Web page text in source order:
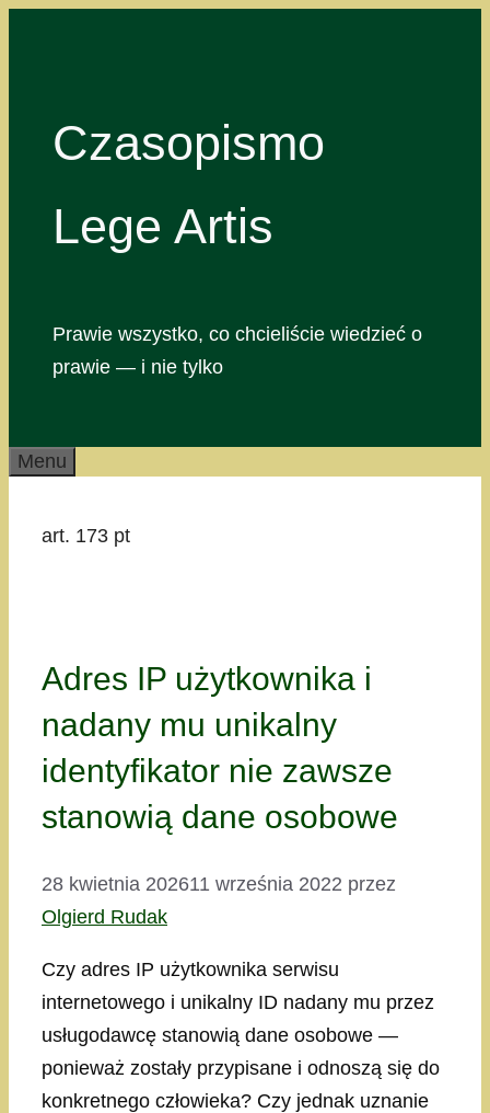
Czasopismo
Lege Artis
Prawie wszystko, co chcieliście wiedzieć o
prawie — i nie tylko
Menu
art. 173 pt
Adres IP użytkownika i
nadany mu unikalny
identyfikator nie zawsze
stanowią dane osobowe
28 kwietnia 202611 września 2022 przez
Olgierd Rudak
Czy adres IP użytkownika serwisu
internetowego i unikalny ID nadany mu przez
usługodawcę stanowią dane osobowe —
ponieważ zostały przypisane i odnoszą się do
konkretnego człowieka? Czy jednak uznanie